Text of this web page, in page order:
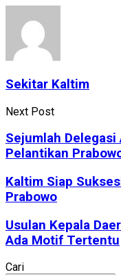
Sekitar Kaltim
Next Post
Sejumlah Delegasi
Pelantikan
Kaltim Siap
Prabowo
Usulan Kepala
Ada Motif Tertentu
Cari